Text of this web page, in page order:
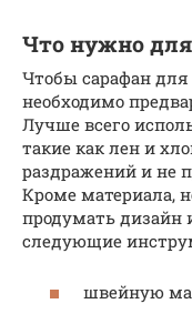
Что нужно
Чтобы сарафан
необходимо
Лучше всего
такие как лен и
раздражений и не
Кроме материала,
продумать дизайн
следующие
швейную